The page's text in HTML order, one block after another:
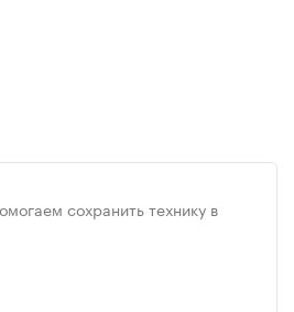
сохранить технику в